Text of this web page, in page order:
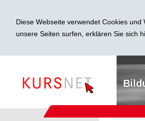
Diese Webseite verwendet Cookies
unsere Seiten surfen, erklären Sie sich